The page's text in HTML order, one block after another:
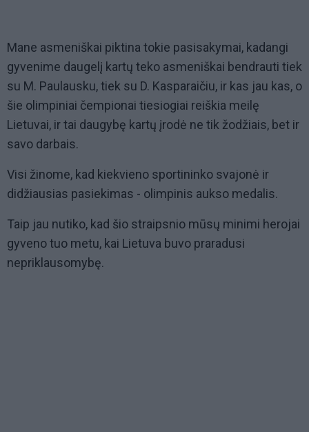
Mane asmeniškai piktina tokie pasisakymai, kadangi
gyvenime daugelį kartų teko asmeniškai bendrauti tiek
su M. Paulausku, tiek su D. Kasparaičiu, ir kas jau kas, o
šie olimpiniai čempionai tiesiogiai reiškia meilę
Lietuvai, ir tai daugybę kartų įrodė ne tik žodžiais, bet ir
savo darbais.
Visi žinome, kad kiekvieno sportininko svajonė ir
didžiausias pasiekimas - olimpinis aukso medalis.
Taip jau nutiko, kad šio straipsnio mūsų minimi herojai
gyveno tuo metu, kai Lietuva buvo praradusi
nepriklausomybę.